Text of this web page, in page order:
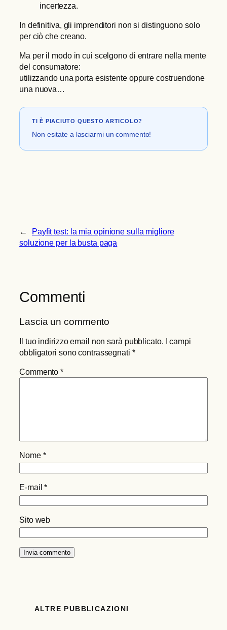
incertezza.
In definitiva, gli imprenditori non si distinguono solo
per ciò che creano.
Ma per il modo in cui scelgono di entrare nella mente
del consumatore:
utilizzando una porta esistente oppure costruendone
una nuova…
TI È PIACIUTO QUESTO ARTICOLO?
Non esitate a lasciarmi un commento!
←
Payfit test: la mia opinione sulla migliore
soluzione per la busta paga
Commenti
Lascia un commento
Il tuo indirizzo email non sarà pubblicato. I campi
obbligatori sono contrassegnati *
Commento*
Nome *
E-mail*
Sito web
ALTRE PUBBLICAZIONI